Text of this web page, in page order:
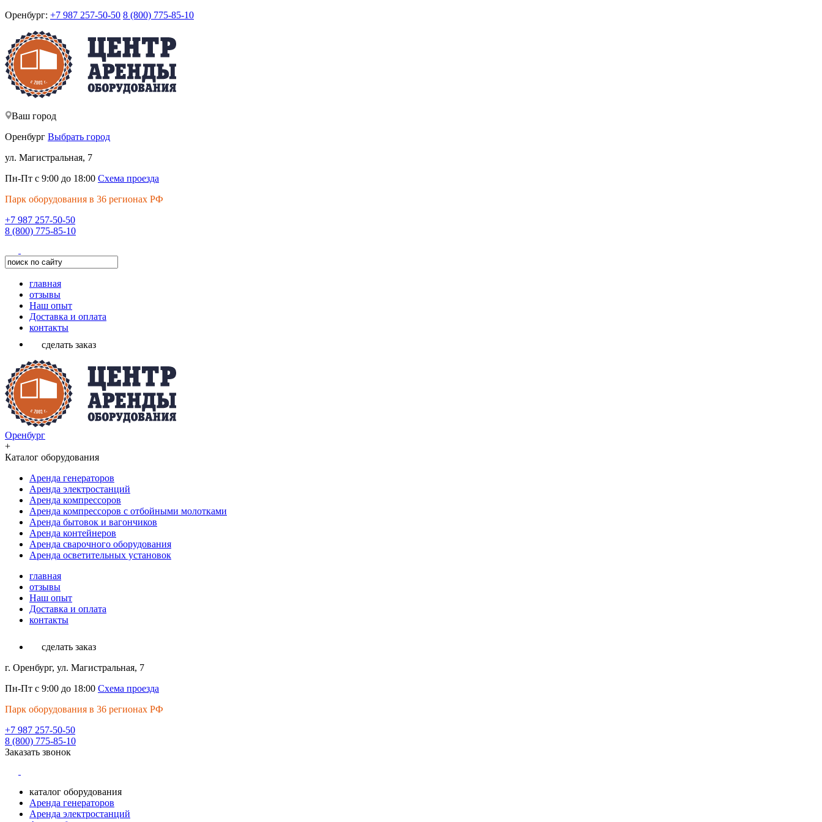
Оренбург: +7 987 257-50-50 8 (800) 775-85-10
Ваш город
Оренбург Выбрать город
ул. Магистральная, 7
Пн-Пт с 9:00 до 18:00 Схема проезда
Парк оборудования в 36 регионах РФ
+7 987 257-50-50
8 (800) 775-85-10
главная
отзывы
Наш опыт
Доставка и оплата
контакты
сделать заказ
Оренбург
+
Каталог оборудования
Аренда генераторов
Аренда электростанций
Аренда компрессоров
Аренда компрессоров с отбойными молотками
Аренда бытовок и вагончиков
Аренда контейнеров
Аренда сварочного оборудования
Аренда осветительных установок
главная
отзывы
Наш опыт
Доставка и оплата
контакты
сделать заказ
г. Оренбург, ул. Магистральная, 7
Пн-Пт с 9:00 до 18:00 Схема проезда
Парк оборудования в 36 регионах РФ
+7 987 257-50-50
8 (800) 775-85-10
Заказать звонок
каталог оборудования
Аренда генераторов
Аренда электростанций